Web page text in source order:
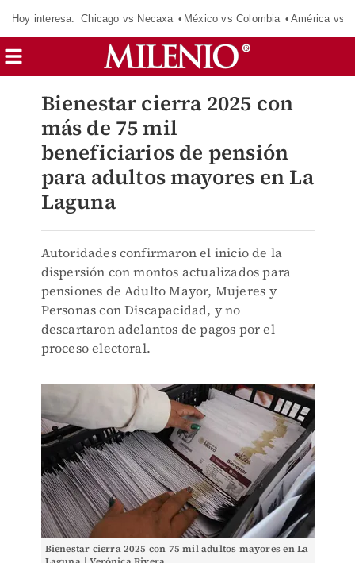
Hoy interesa: Chicago vs Necaxa México vs Colombia América vs
Bienestar cierra 2025 con
más de 75 mil
beneficiarios de pensión
para adultos mayores en La
Laguna
Autoridades confirmaron el inicio de la
dispersión con montos actualizados para
pensiones de Adulto Mayor, Mujeres y
Personas con Discapacidad, y no
descartaron adelantos de pagos por el
proceso electoral.
Bienestar cierra 2025 con 75 mil adultos mayores en La